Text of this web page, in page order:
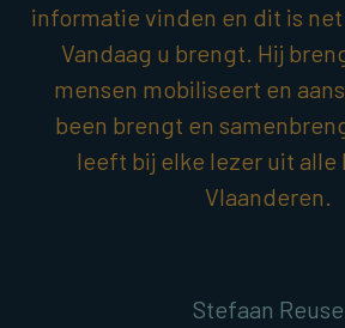
informatie vinden en dit is net
Vandaag u brengt. Hij
mensen mobiliseert en
been brengt en
leeft bij elke lezer uit alle
Vlaanderen.
Stefaan Reuse